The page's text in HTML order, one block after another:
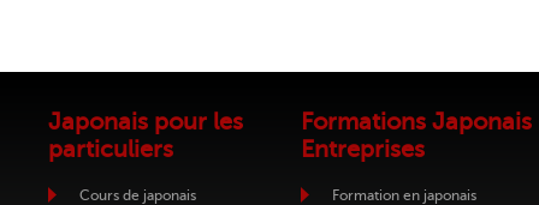
Japonais pour les
particuliers
Cours de japonais
Formations Japonais
Entreprises
Formation en japonais